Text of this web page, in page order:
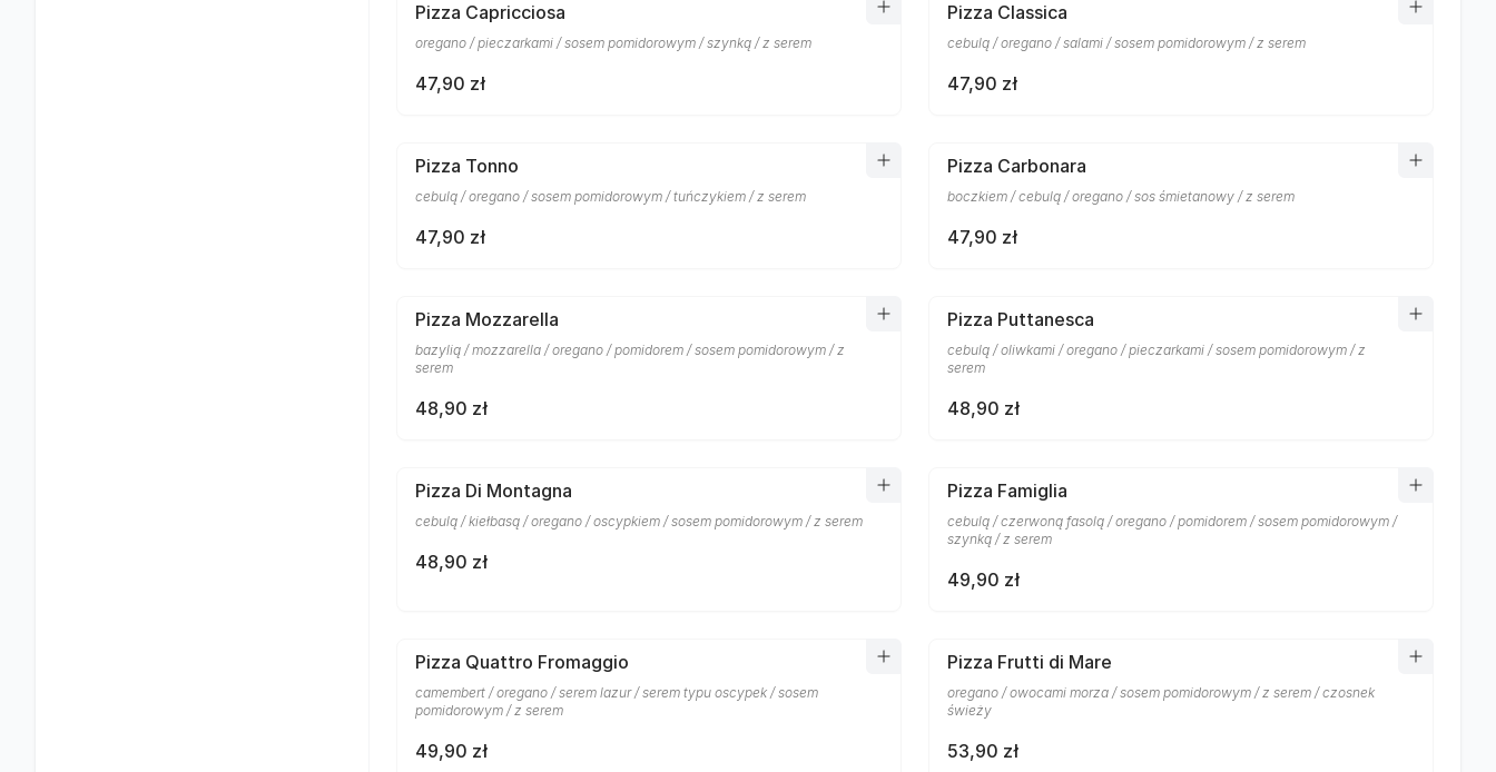
Pizza Capricciosa
oregano / pieczarkami / sosem pomidorowym / szynką / z serem
47,90 zł
Pizza Classica
cebulą / oregano / salami / sosem pomidorowym / z serem
47,90 zł
Pizza Tonno
cebulą / oregano / sosem pomidorowym / tuńczykiem / z serem
47,90 zł
Pizza Carbonara
boczkiem / cebulą / oregano / sos śmietanowy / z serem
47,90 zł
Pizza Mozzarella
bazylią / mozzarella / oregano / pomidorem / sosem pomidorowym / z
serem
48,90 zł
Pizza Puttanesca
cebulą / oliwkami / oregano / pieczarkami / sosem pomidorowym / z
serem
48,90 zł
Pizza Di Montagna
cebulą / kiełbasą / oregano / oscypkiem / sosem pomidorowym / z serem
48,90 zł
Pizza Famiglia
cebulą / czerwoną fasolą / oregano / pomidorem / sosem pomidorowym /
szynką / z serem
49,90 zł
Pizza Quattro Fromaggio
camembert / oregano / serem lazur / serem typu oscypek / sosem
pomidorowym / z serem
49,90 zł
Pizza Frutti di Mare
oregano / owocami morza / sosem pomidorowym / z serem / czosnek
świeży
53,90 zł